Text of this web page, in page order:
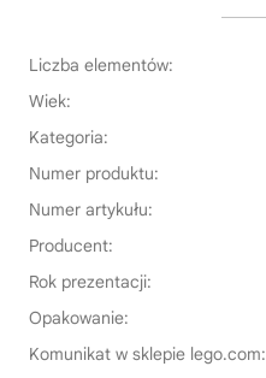
Liczba elementów:
Wiek:
Kategoria:
Numer produktu:
Numer artykułu:
Producent:
Rok prezentacji:
Opakowanie:
Komunikat w sklepie lego.com: